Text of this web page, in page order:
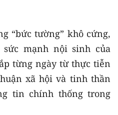
“bức tường” khô cứng,
mạnh nội sinh của
từng ngày từ thực tiễn
xã hội và tinh thần
tin chính thống trong